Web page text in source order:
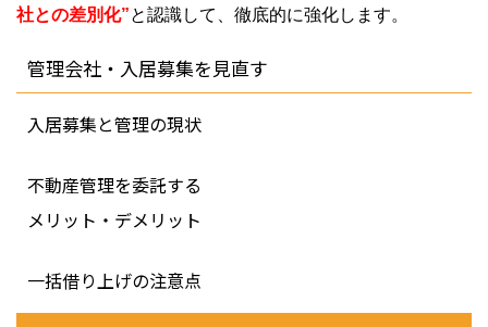
社との差別化”と認識して、徹底的に強化します。
管理会社・入居募集を見直す
入居募集と管理の現状
不動産管理を委託する
メリット・デメリット
一括借り上げの注意点